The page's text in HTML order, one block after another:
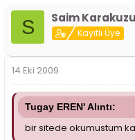
S Saim Karakuzu
Kayıtlı Üye
14 Eki 2009
Tugay EREN' Alıntı:
bir sitede okumustum